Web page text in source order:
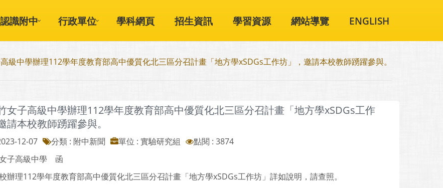
認識附中 行政單位 學科網頁 招生資訊 學習資源 網站導覽 ENGLISH
級中學辦理112學年度教育部高中優質化北三區分召計畫「地方學xSDGs工作坊」，邀請本校教師踴躍參與。
女子高級中學辦理112學年度教育部高中優質化北三區分召計畫「地方學xSDGs工作
請本校教師踴躍參與。
12-07 分類 : 附中新聞 單位 : 實驗研究組
點閱 : 3874
子高級中學 函
辦理112學年度教育部高中優質化北三區分召計畫「地方學xSDGs工作坊」詳如說明，請查照。